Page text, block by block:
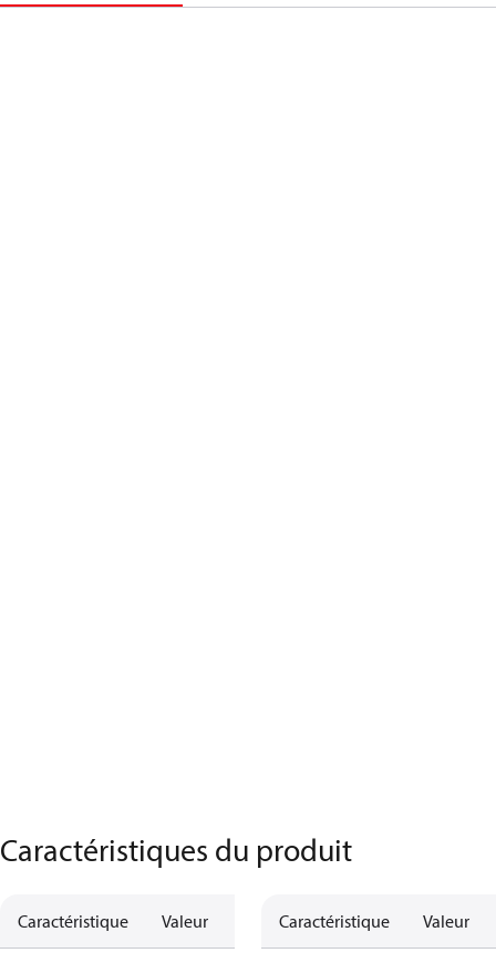
Caractéristiques du produit
Caractéristique Valeur Caractéristique Valeur